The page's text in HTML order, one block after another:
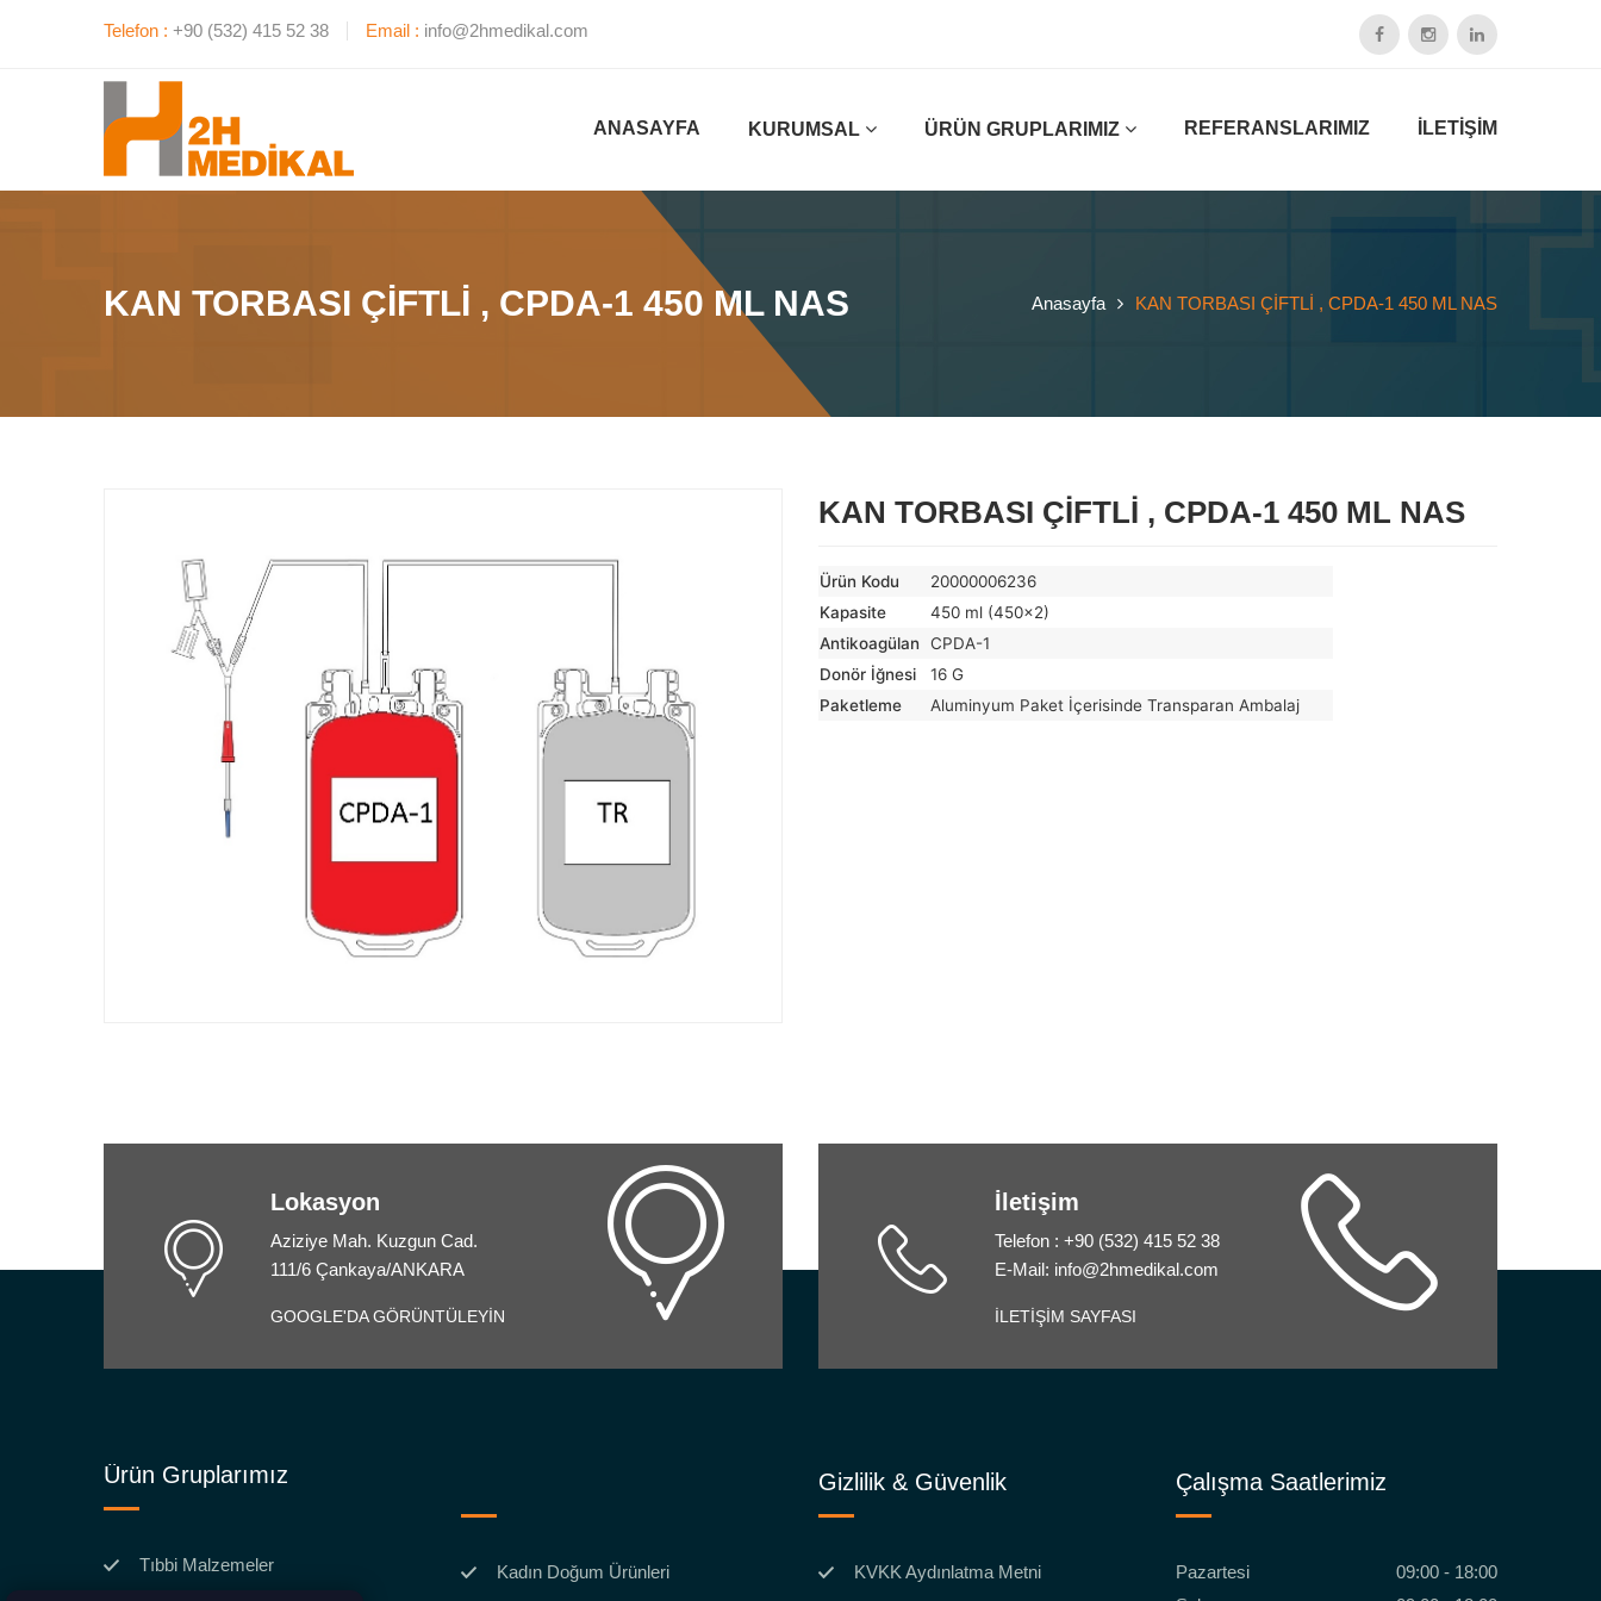
Telefon : +90 (532) 415 52 38 Email : info@2hmedikal.com
ANASAYFA KURUMSAL ÜRÜN GRUPLARIMIZ REFERANSLARIMIZ İLETİŞİM
KAN TORBASI ÇİFTLİ , CPDA-1 450 ML NAS Anasayfa KAN TORBASI ÇİFTLİ , CPDA-1 450 ML NAS
KAN TORBASI ÇİFTLİ , CPDA-1 450 ML NAS
Ürün Kodu
20000006236
Kapasite
450 ml (450×2)
Antikoagülan
CPDA-1
Donör İğnesi
16 G
Paketleme
Aluminyum Paket İçerisinde Transparan Ambalaj
Lokasyon
Aziziye Mah. Kuzgun Cad.
111/6 Çankaya/ANKARA
GOOGLE'DA GÖRÜNTÜLEYİN
İletişim
Telefon : +90 (532) 415 52 38
E-Mail: info@2hmedikal.com
İLETİŞİM SAYFASI
Ürün Gruplarımız
Tıbbi Malzemeler Kadın Doğum Ürünleri
Gizlilik & Güvenlik
KVKK Aydınlatma Metni
Çalışma Saatlerimiz
Pazartesi
09:00 - 18:00